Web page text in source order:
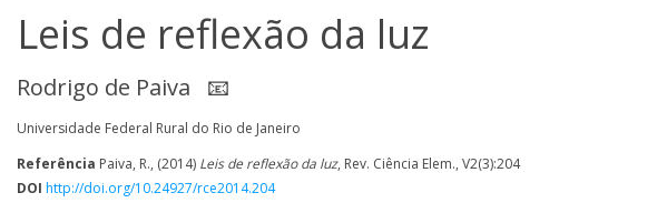
Leis de reflexão da luz
Rodrigo de Paiva 📧
Universidade Federal Rural do Rio de Janeiro
Referência Paiva, R., (2014) Leis de reflexão da luz, Rev. Ciência Elem., V2(3):204
DOI http://doi.org/10.24927/rce2014.204